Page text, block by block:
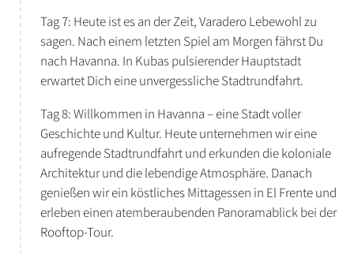
Tag 7: Heute ist es an der Zeit, Varadero Lebewohl zu
sagen. Nach einem letzten Spiel am Morgen fährst Du
nach Havanna. In Kubas pulsierender Hauptstadt
erwartet Dich eine unvergessliche Stadtrundfahrt.
Tag 8: Willkommen in Havanna – eine Stadt voller
Geschichte und Kultur. Heute unternehmen wir eine
aufregende Stadtrundfahrt und erkunden die koloniale
Architektur und die lebendige Atmosphäre. Danach
genießen wir ein köstliches Mittagessen in El Frente und
erleben einen atemberaubenden Panoramablick bei der
Rooftop-Tour.